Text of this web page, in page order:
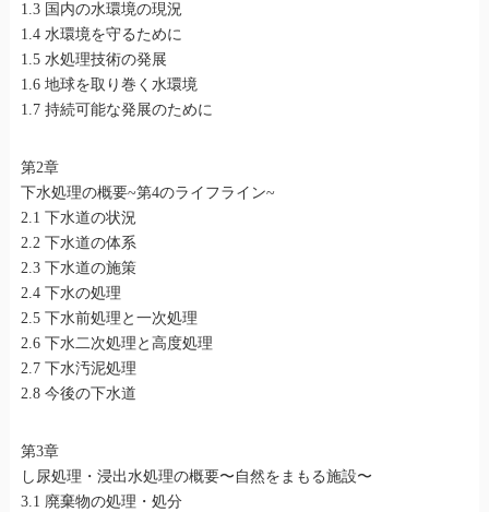
1.3 国内の水環境の現況
1.4 水環境を守るために
1.5 水処理技術の発展
1.6 地球を取り巻く水環境
1.7 持続可能な発展のために
第2章
下水処理の概要~第4のライフライン~
2.1 下水道の状況
2.2 下水道の体系
2.3 下水道の施策
2.4 下水の処理
2.5 下水前処理と一次処理
2.6 下水二次処理と高度処理
2.7 下水汚泥処理
2.8 今後の下水道
第3章
し尿処理・浸出水処理の概要〜自然をまもる施設〜
3.1 廃棄物の処理・処分